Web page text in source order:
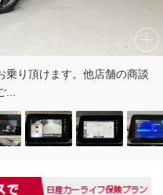
乗り頂けます。他店舗の商談